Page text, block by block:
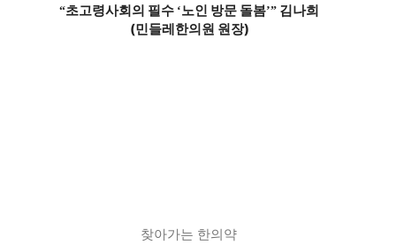
“초고령사회의 필수 ‘노인 방문 돌봄’” 김나희
(민들레한의원 원장)
찾아가는 한의약